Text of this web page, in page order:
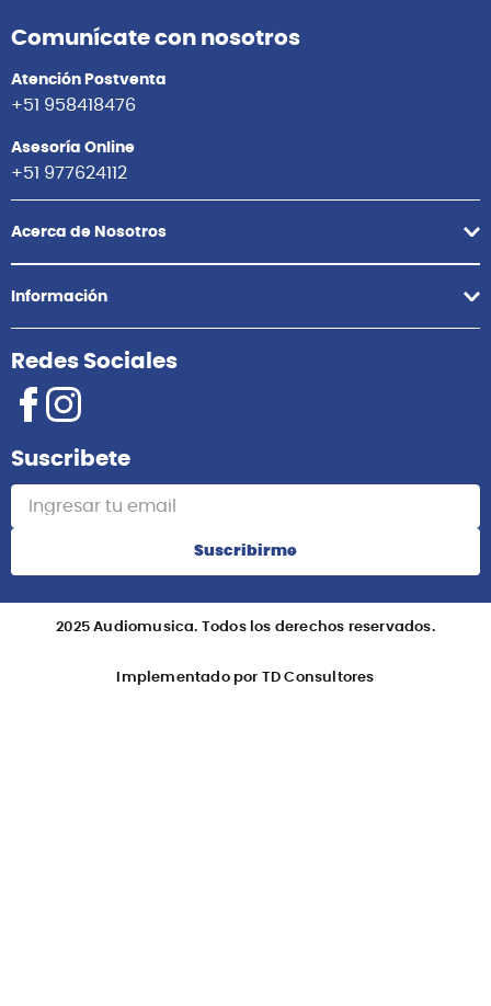
Comunícate con nosotros
Atención Postventa
+51 958418476
Asesoría Online
+51 977624112
Acerca de Nosotros
Información
Redes Sociales
Suscribete
Suscribirme
2025 Audiomusica. Todos los derechos reservados.
Implementado por TD Consultores